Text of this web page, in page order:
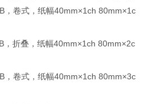
，卷式，纸幅40mm×1ch 80mm×1c
，折叠，纸幅40mm×1ch 80mm×2c
，卷式，纸幅40mm×1ch 80mm×3c